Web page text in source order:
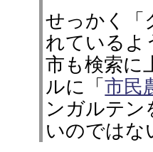
せっかく「
れているよ
市も検索に
ルに「市民
ンガルテン
いのではな